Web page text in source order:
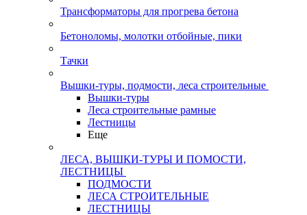
Трансформаторы для прогрева бетона
Бетоноломы, молотки отбойные, пики
Тачки
Вышки-туры, подмости, леса строительные
Вышки-туры
Леса строительные рамные
Лестницы
Еще
ЛЕСА, ВЫШКИ-ТУРЫ И ПОМОСТИ,
ЛЕСТНИЦЫ
ПОДМОСТИ
ЛЕСА СТРОИТЕЛЬНЫЕ
ЛЕСТНИЦЫ